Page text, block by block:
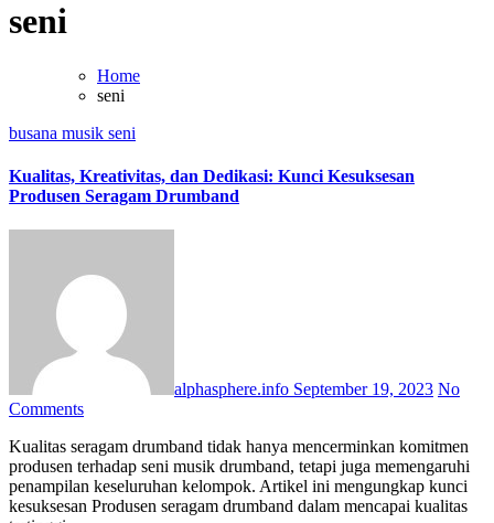
seni
Home
seni
busana musik seni
Kualitas, Kreativitas, dan Dedikasi: Kunci Kesuksesan
Produsen Seragam Drumband
alphasphere.info September 19, 2023 No
Comments
Kualitas seragam drumband tidak hanya mencerminkan komitmen
produsen terhadap seni musik drumband, tetapi juga memengaruhi
penampilan keseluruhan kelompok. Artikel ini mengungkap kunci
kesuksesan Produsen seragam drumband dalam mencapai kualitas